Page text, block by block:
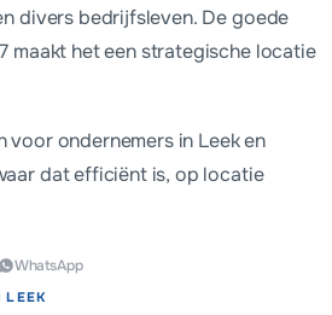
divers bedrijfsleven. De goede
maakt het een strategische locatie
voor ondernemers in Leeken
dat efficiënt is, op locatie
WhatsApp
LEEK